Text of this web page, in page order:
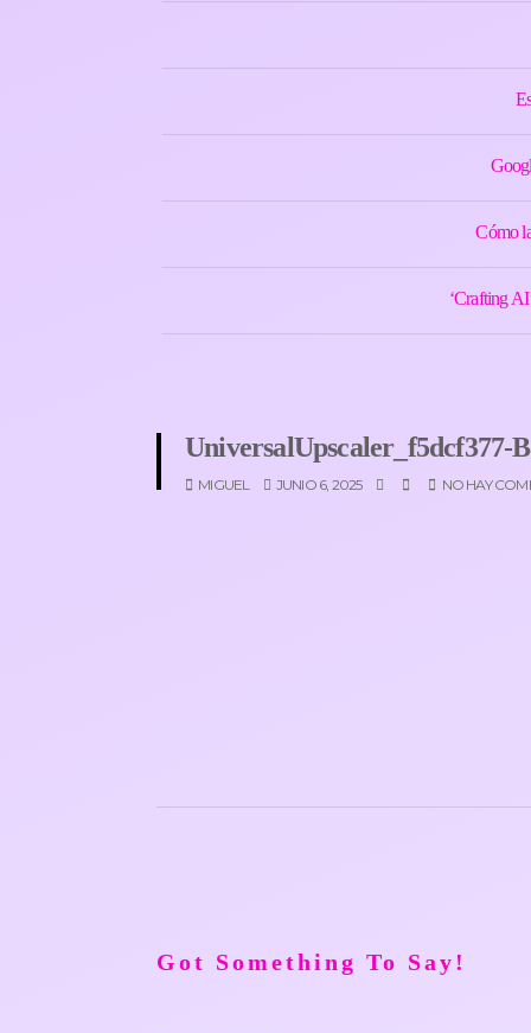
Cómo
‘Crafting
UniversalUpscaler_f5dcf377-
MIGUEL JUNIO 6, 2025 NO HAY
Got Something To Say!